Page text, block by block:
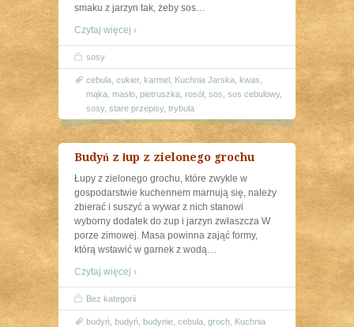
smaku z jarzyn tak, żeby sos…
Czytaj więcej ›
sosy
cebula cukier, karmel Kuchnia Jarska kwas
mąka masło pietruszka rosół, sos sos cebulowy,
sosy, stare przepisy, trybula
Budyń z łup z zielonego grochu
Łupy z zielonego grochu, które zwykle w
gospodarstwie kuchennem marnują się, należy
zbierać i suszyć a wywar z nich stanowi
wyborny dodatek do zup i jarzyn zwłaszcza W
porze zimowej. Masa powinna zająć formy,
którą wstawić w garnek z wodą…
Czytaj więcej ›
Bez kategorii
budyń budyń budynie cebula groch Kuchnia